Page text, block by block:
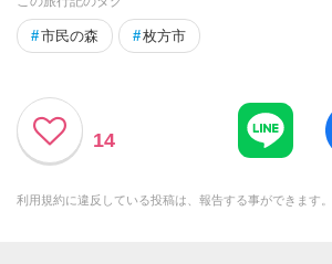
#市民の森 #枚方市
14
利用規約に違反している投稿は、報告する事ができます。